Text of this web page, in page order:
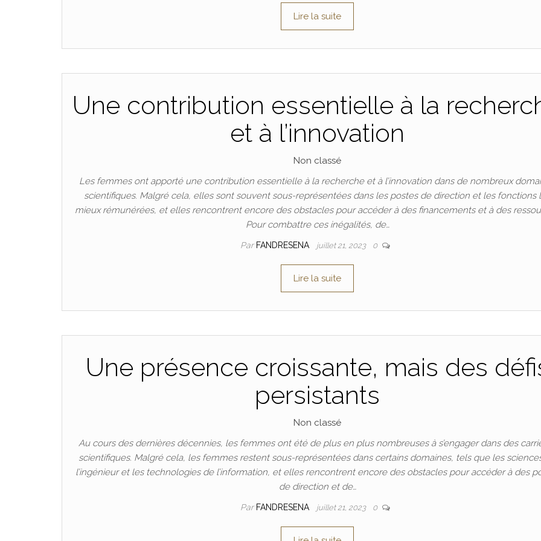
Lire la suite
Une contribution essentielle à la
et à l’innovation
Non classé
Les femmes ont apporté une contribution essentielle à la recherche et à l’innovation dans de nombreux
scientifiques. Malgré cela, elles sont souvent sous-représentées dans les postes de direction et les fonctions
mieux rémunérées, et elles rencontrent encore des obstacles pour accéder à des financements et à des
Pour combattre ces inégalités, de…
Par FANDRESENA juillet 21, 2023 0
Lire la suite
Une présence croissante, mais des
persistants
Non classé
Au cours des dernières décennies, les femmes ont été de plus en plus nombreuses à s’engager dans des
scientifiques. Malgré cela, les femmes restent sous-représentées dans certains domaines, tels que les
l’ingénieur et les technologies de l’information, et elles rencontrent encore des obstacles pour accéder à des
de direction et de…
Par FANDRESENA juillet 21, 2023 0